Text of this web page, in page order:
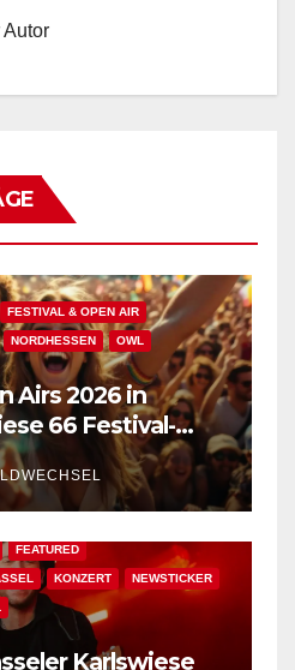
Autor
FESTIVAL & OPEN AIR
NORDHESSEN OWL
Airs 2026 in
66 Festival-
Dich!
FEATURED
KONZERT NEWSTICKER
Karlswiese